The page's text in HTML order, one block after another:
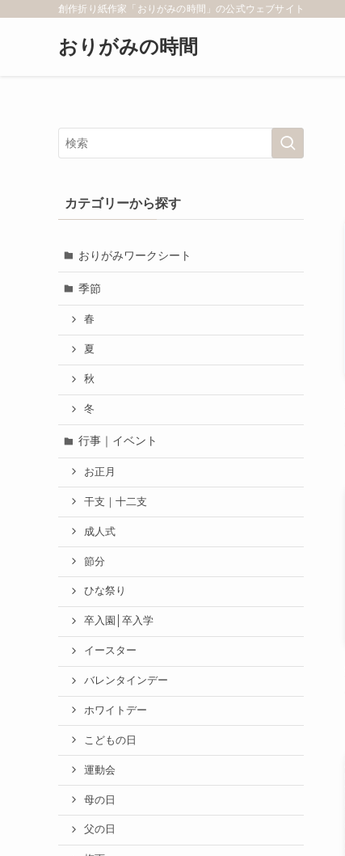
創作折り紙作家「おりがみの時間」の公式ウェブサイト
おりがみの時間
カテゴリーから探す
おりがみワークシート
季節
春
夏
秋
冬
行事｜イベント
お正月
干支｜十二支
成人式
節分
ひな祭り
卒入園│卒入学
イースター
バレンタインデー
ホワイトデー
こどもの日
運動会
母の日
父の日